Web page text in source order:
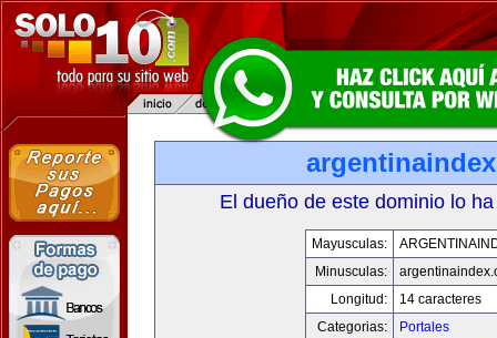
El dueño de este dominio lo
Mayusculas:
Minusculas:
Longitud:
14 caracteres
Categorias:
Portales